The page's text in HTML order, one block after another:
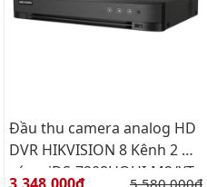
Đầu thu camera analog HD
DVR HIKVISION 8 Kênh 2 Ổ
cứng iDS-7208HQHI-M2/XT
Giá bán: Giá gốc:
5,580,000đ